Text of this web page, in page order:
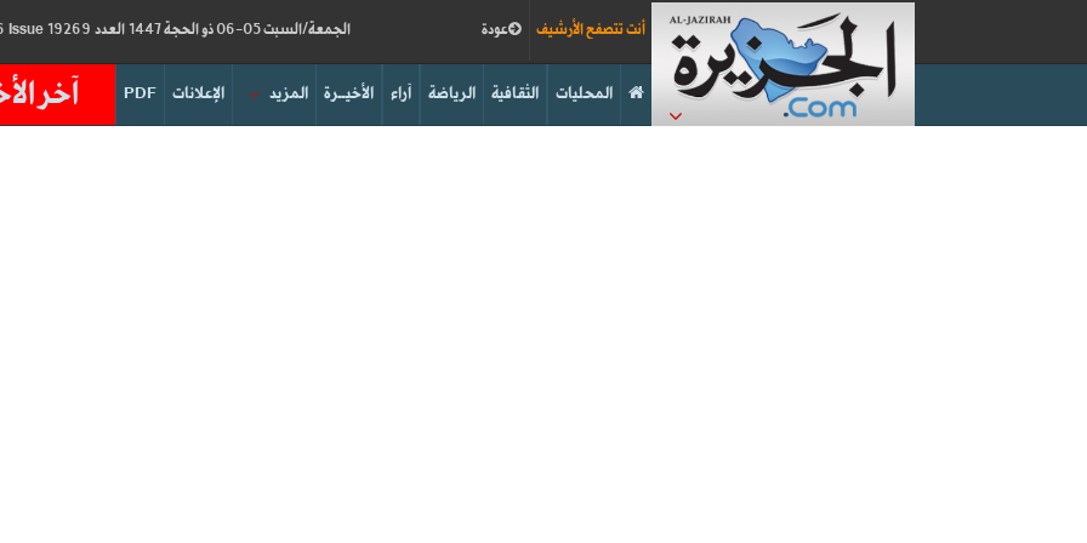
الجمعة/السبت 05-06 ذو الحجة 1447 العدد 19269 Issue عودة أنت تتصفح الأرشيف
آخر PDF الإعلانات المزيد الأخيــرة آراء الرياضة الثقافية المحليات